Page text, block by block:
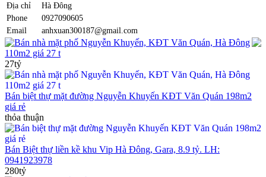
Địa chỉ
Hà Đông
Phone
0927090605
Email
anhxuan300187@gmail.com
Bán nhà mặt phố Nguyễn Khuyến, KĐT Văn Quán, Hà Đông
110m2 giá 27 t
27tỷ
Bán biệt thự mặt đường Nguyễn Khuyến KĐT Văn Quán 198m2
giá rẻ
thỏa thuận
Bán Biệt thự liền kề khu Vip Hà Đông, Gara, 8.9 tỷ. LH:
0941923978
280tỷ